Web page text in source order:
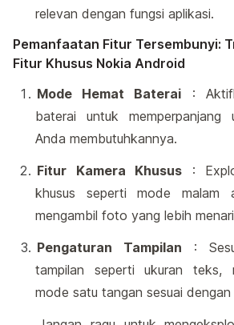
relevan dengan fungsi aplikasi.
Pemanfaatan Fitur Tersembunyi:
Fitur Khusus Nokia Android
Mode Hemat Baterai :
baterai untuk memperpanjang
Anda membutuhkannya.
Fitur Kamera Khusus :
khusus seperti mode malam
mengambil foto yang lebih
Pengaturan Tampilan :
tampilan seperti ukuran teks,
mode satu tangan sesuai